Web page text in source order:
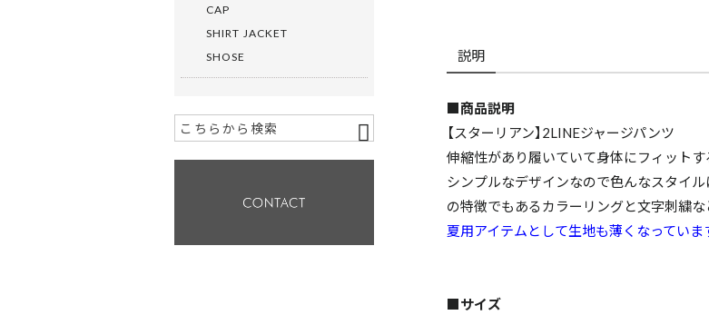
説明
■商品説明
【スターリアン】2LINEジャージパンツ
伸縮性があり履いていて身体にフィット
シンプルなデザインなので色んなスタイ
の特徴でもあるカラーリングと文字刺繍
夏用アイテムとして生地も薄くなってい
■サイズ
CAP
SHIRT JACKET
SHOSE